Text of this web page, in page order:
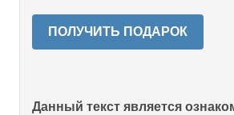
ПОЛУЧИТЬ ПОДАРОК
Данный текст является